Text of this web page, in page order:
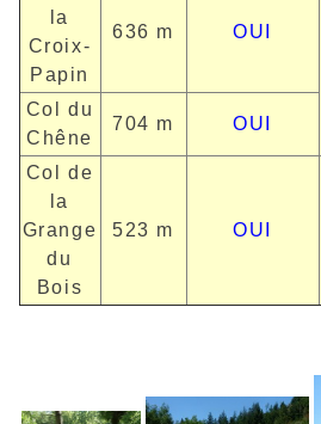
la
Croix-
Papin
636 m OUI
Col du
Chêne
704 m OUI
Col de
la
Grange
du
Bois
523 m OUI